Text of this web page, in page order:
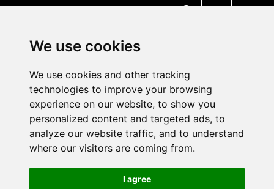
We use cookies
We use cookies and other tracking
technologies to improve your browsing
experience on our website, to show you
personalized content and targeted ads, to
analyze our website traffic, and to understand
where our visitors are coming from.
I agree